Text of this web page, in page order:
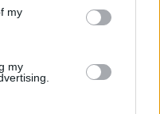
including but
You may click to
its third-party tags to
my
my